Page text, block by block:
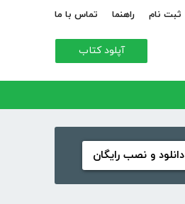
ثبت نام راهنما تماس با ما
آپلود کتاب
دانلود و نصب رایگان